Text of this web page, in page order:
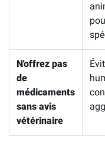
N'offrez pas
de
médicaments
sans avis
vétérinaire